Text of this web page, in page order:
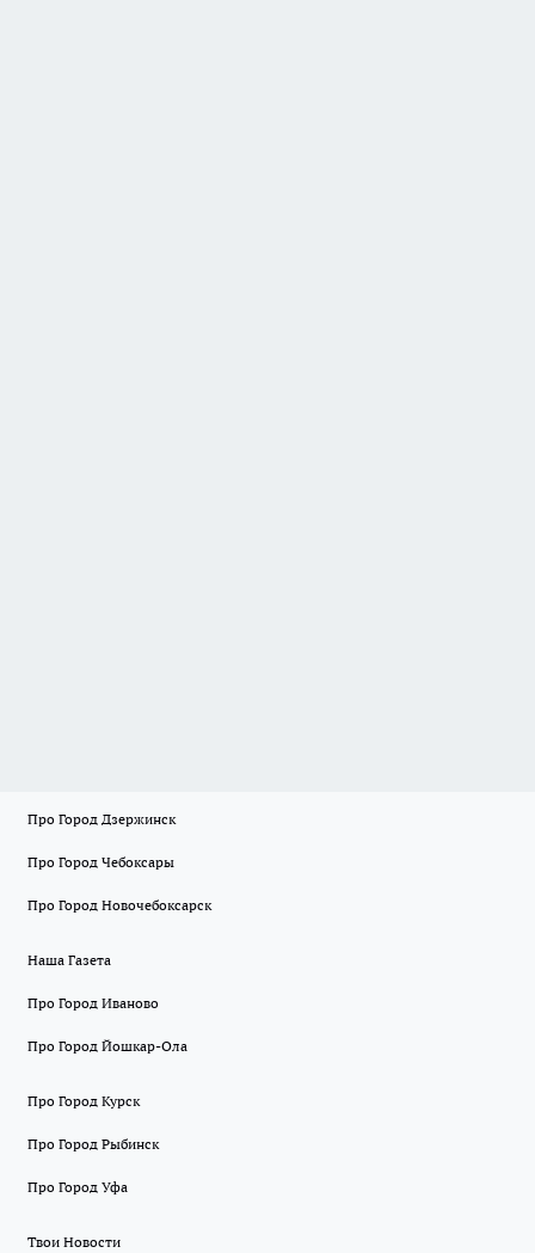
Про Город Дзержинск
Про Город Чебоксары
Про Город Новочебоксарск
Наша Газета
Про Город Иваново
Про Город Йошкар-Ола
Про Город Курск
Про Город Рыбинск
Про Город Уфа
Твои Новости